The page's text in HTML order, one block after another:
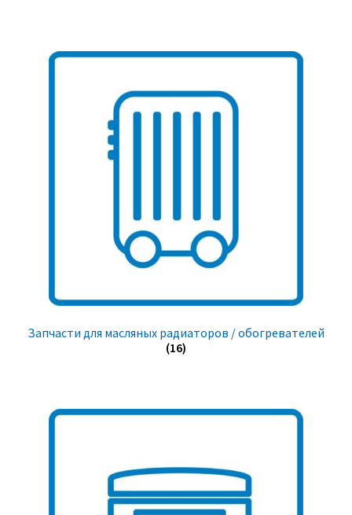
Запчасти для масляных радиаторов / обогревателей
(16)